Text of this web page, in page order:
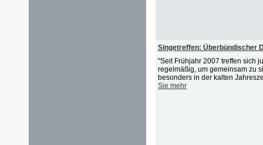
Singetreffen: Überbündischer
"Seit Frühjahr 2007 treffen sich
regelmäßig, um gemeinsam zu
besonders in der kalten
Sie mehr